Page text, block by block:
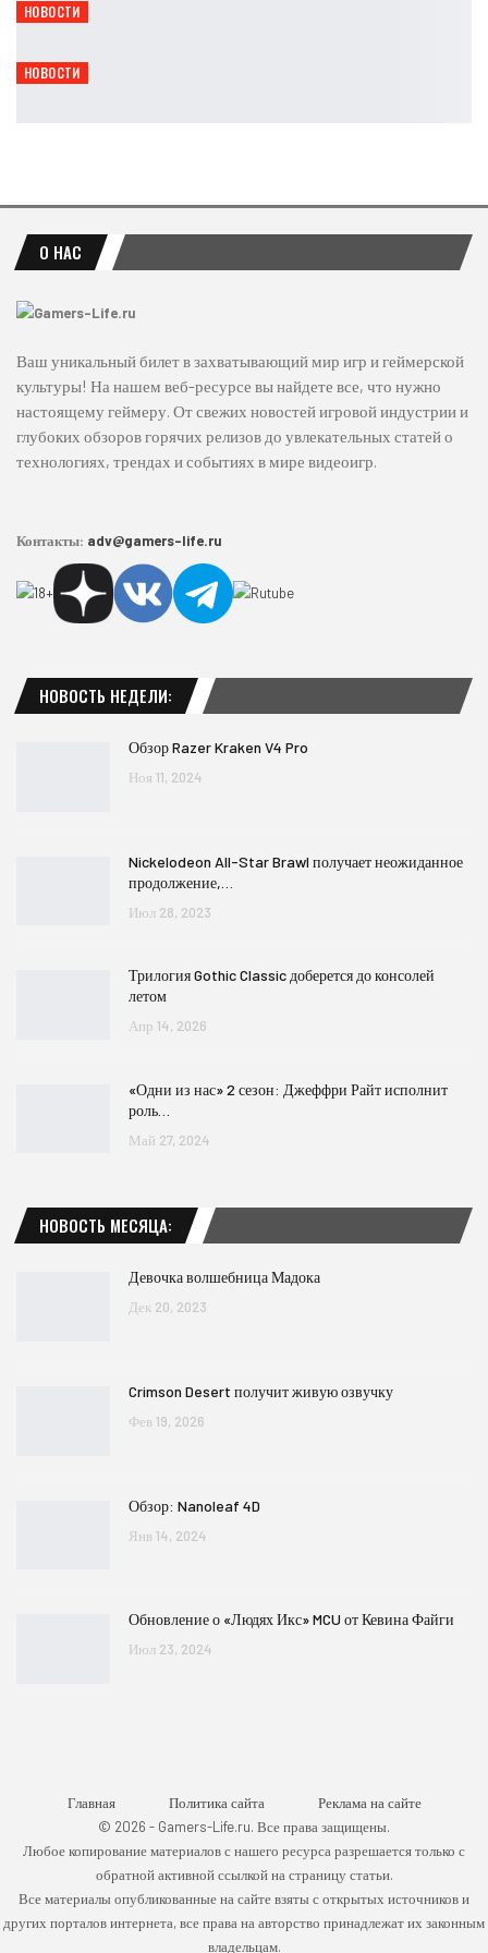
НОВОСТИ
В Steam вышла демоверсия мрачного экшена Expedition
НОВОСТИ
GTA 6 покажут 20 минут геймплея: фанаты критикуют Rockstar
О НАС
Ваш уникальный билет в захватывающий мир игр и геймерской
культуры! На нашем веб-ресурсе вы найдете все, что нужно
настоящему геймеру. От свежих новостей игровой индустрии и
глубоких обзоров горячих релизов до увлекательных статей о
технологиях, трендах и событиях в мире видеоигр.
Контакты: adv@gamers-life.ru
НОВОСТЬ НЕДЕЛИ:
Обзор Razer Kraken V4 Pro
Ноя 11, 2024
Nickelodeon All-Star Brawl получает неожиданное
продолжение,…
Июл 28, 2023
Трилогия Gothic Classic доберется до консолей
летом
Апр 14, 2026
«Одни из нас» 2 сезон: Джеффри Райт исполнит
роль…
Май 27, 2024
НОВОСТЬ МЕСЯЦА:
Девочка волшебница Мадока
Дек 20, 2023
Crimson Desert получит живую озвучку
Фев 19, 2026
Обзор: Nanoleaf 4D
Янв 14, 2024
Обновление о «Людях Икс» MCU от Кевина Файги
Июл 23, 2024
Главная Политика сайта
Реклама на сайте
© 2026 - Gamers-Life.ru. Все права защищены.
Любое копирование материалов с нашего ресурса разрешается только с
обратной активной ссылкой на страницу статьи.
Все материалы опубликованные на сайте взяты с открытых источников и
других порталов интернета, все права на авторство принадлежат их законным
владельцам.